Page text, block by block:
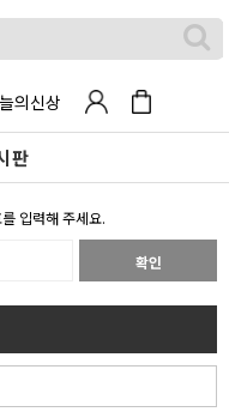
의신상
판
입력해 주세요.
확인